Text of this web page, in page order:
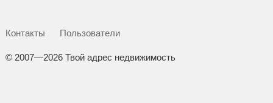
Контакты Пользователи
© 2007—2026 Твой адрес недвижимость